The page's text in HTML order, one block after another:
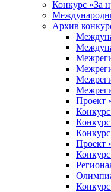
Конкурс «За
Архив
Проект
Проект
Конкурс